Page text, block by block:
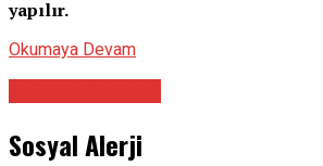
yapılır.
Okumaya Devam
Sosyal Alerji